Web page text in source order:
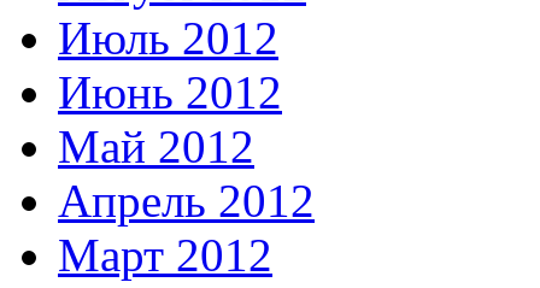
Июль 2012
Июнь 2012
Май 2012
Апрель 2012
Март 2012